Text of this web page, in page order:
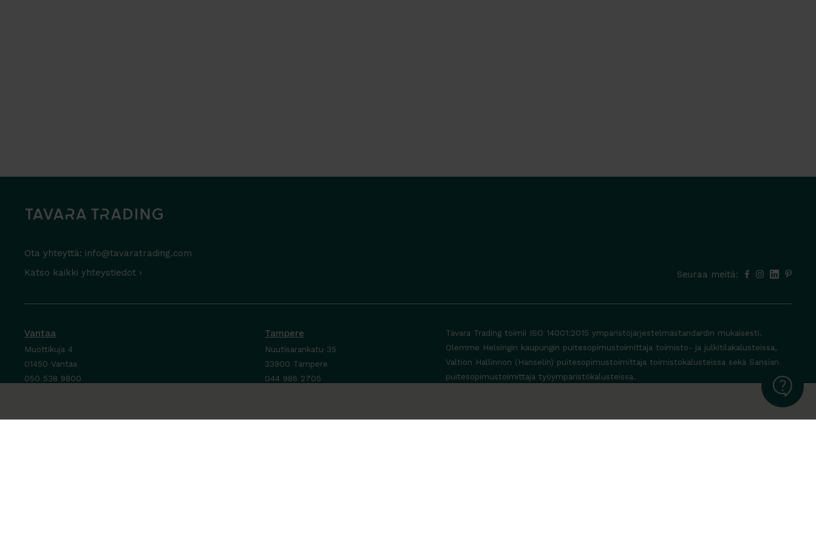
Ota yhteyttä: info@tavaratrading.com
Katso kaikki yhteystiedot ›
Seuraa meitä:
Vantaa
Muottikuja 4
01450 Vantaa
050 538 9800
Tampere
Nuutisarankatu 35
33900 Tampere
044 986 2705
Tavara Trading toimii ISO 14001:2015 ympäristöjärjestelmästandardin mukaisesti.
Olemme Helsingin kaupungin puitesopimustoimittaja toimisto- ja julkitilakalusteissa,
Valtion Hallinnon (Hanselin) puitesopimustoimittaja toimistokalusteissa sekä Sansian
puitesopimustoimittaja työympäristökalusteissa.